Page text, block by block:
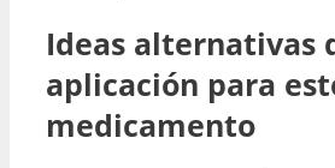
Ideas alternativas
aplicación para
medicamento